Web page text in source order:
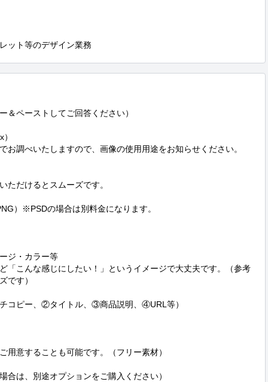
ット等のデザイン業務
ペーストしてご回答ください）
調べいたしますので、画像の使用用途をお知らせください。
だけるとスムーズです。
）※PSDの場合は別料金になります。
ジ・カラー等
「こんな感じにしたい！」というイメージで大丈夫です。（参考
です）
コピー、②タイトル、③商品説明、④URL等）
意することも可能です。（フリー素材）
は、別途オプションをご購入ください）